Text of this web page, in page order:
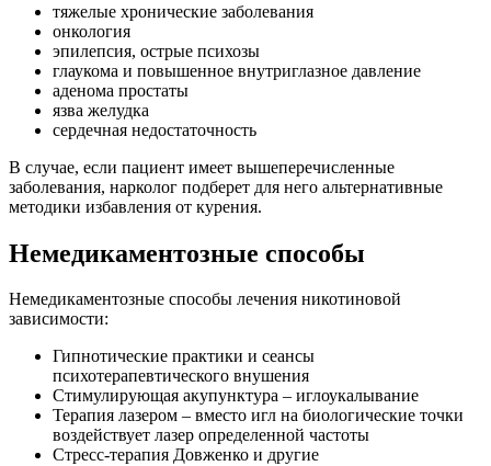
тяжелые хронические заболевания
онкология
эпилепсия, острые психозы
глаукома и повышенное внутриглазное давление
аденома простаты
язва желудка
сердечная недостаточность
В случае, если пациент имеет вышеперечисленные
заболевания, нарколог подберет для него альтернативные
методики избавления от курения.
Немедикаментозные способы
Немедикаментозные способы лечения никотиновой
зависимости:
Гипнотические практики и сеансы
психотерапевтического внушения
Стимулирующая акупунктура – иглоукалывание
Терапия лазером – вместо игл на биологические точки
воздействует лазер определенной частоты
Стресс-терапия Довженко и другие